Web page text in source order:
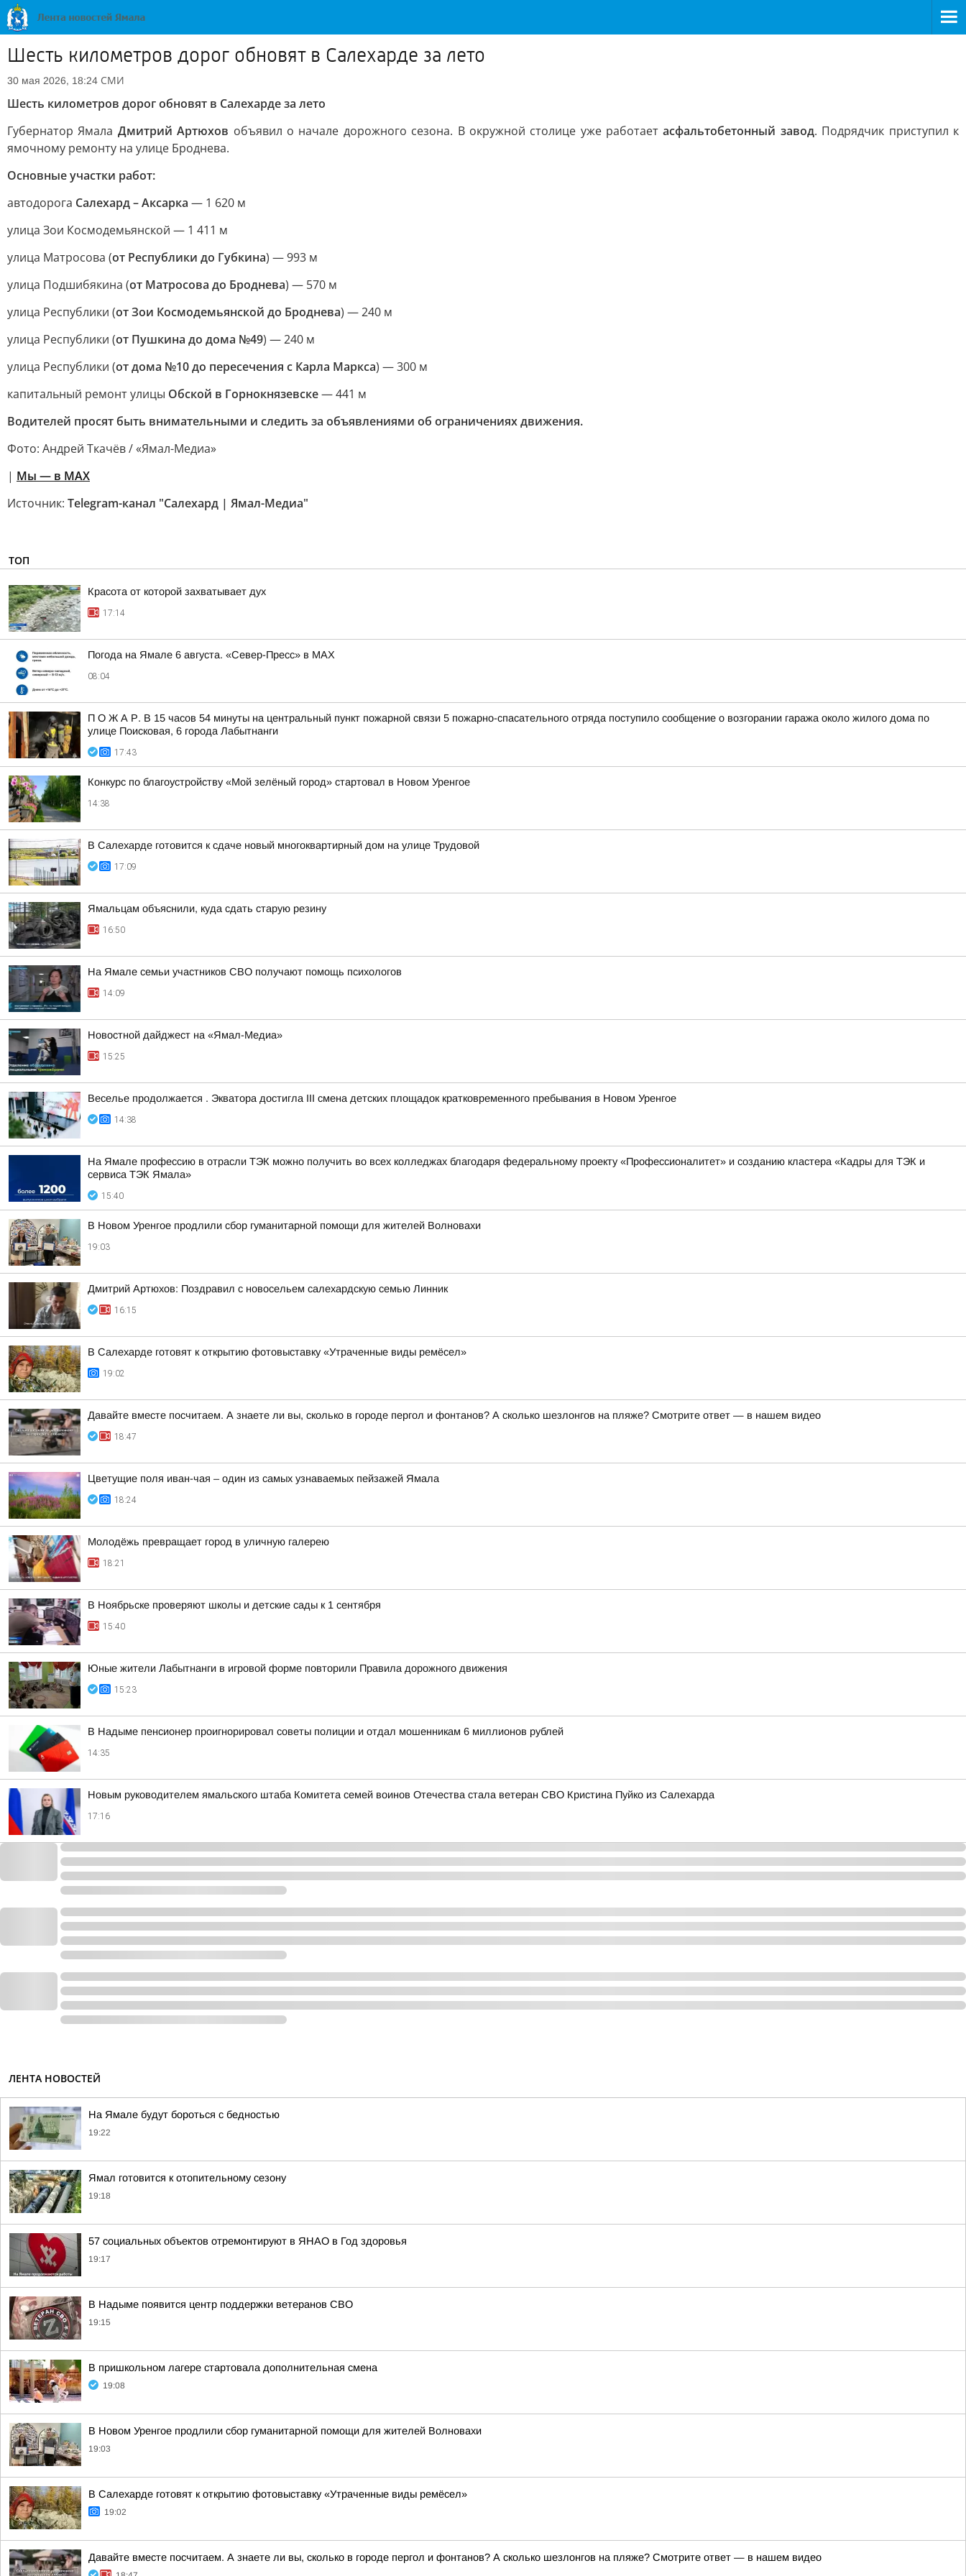
Шесть километров дорог обновят в Салехарде за лето
30 мая 2026, 18:24 СМИ
Шесть километров дорог обновят в Салехарде за лето
Губернатор Ямала Дмитрий Артюхов объявил о начале дорожного сезона. В окружной столице уже работаетасфальтобетонный завод. Подрядчик приступил к
ямочному ремонту на улице Броднева.
Основные участки работ:
автодорога Салехард – Аксарка — 1 620 м
улица Зои Космодемьянской — 1 411 м
улица Матросова (от Республики до Губкина) — 993 м
улица Подшибякина (от Матросова до Броднева) — 570 м
улица Республики (от Зои Космодемьянской до Броднева) — 240 м
улица Республики (от Пушкина до дома №49) — 240 м
улица Республики (от дома №10 до пересечения с Карла Маркса) — 300 м
капитальный ремонт улицы Обской в Горнокнязевске— 441 м
Водителей просят быть внимательными и следить за объявлениями об ограничениях движения.
Фото: Андрей Ткачёв / «Ямал-Медиа»
| Мы — в МАХ
Источник: Telegram-канал "Салехард | Ямал-Медиа"
ТОП
Красота от которой захватывает дух
17:14
Погода на Ямале 6 августа. «Север-Пресс» в MAX
08:04
П О Ж А Р. В 15 часов 54 минуты на центральный пункт пожарной связи 5 пожарно-спасательного отряда поступило сообщение о возгорании гаража около жилого дома по
улице Поисковая, 6 города Лабытнанги
17:43
Конкурс по благоустройству «Мой зелёный город» стартовал в Новом Уренгое
14:38
В Салехарде готовится к сдаче новый многоквартирный дом на улице Трудовой
17:09
Ямальцам объяснили, куда сдать старую резину
16:50
На Ямале семьи участников СВО получают помощь психологов
14:09
Новостной дайджест на «Ямал-Медиа»
15:25
Веселье продолжается . Экватора достигла III смена детских площадок кратковременного пребывания в Новом Уренгое
14:38
На Ямале профессию в отрасли ТЭК можно получить во всех колледжах благодаря федеральному проекту «Профессионалитет» и созданию кластера «Кадры для ТЭК и
сервиса ТЭК Ямала»
15:40
В Новом Уренгое продлили сбор гуманитарной помощи для жителей Волновахи
19:03
Дмитрий Артюхов: Поздравил с новосельем салехардскую семью Линник
16:15
В Салехарде готовят к открытию фотовыставку «Утраченные виды ремёсел»
19:02
Давайте вместе посчитаем. А знаете ли вы, сколько в городе пергол и фонтанов? А сколько шезлонгов на пляже? Смотрите ответ — в нашем видео
18:47
Цветущие поля иван-чая – один из самых узнаваемых пейзажей Ямала
18:24
Молодёжь превращает город в уличную галерею
18:21
В Ноябрьске проверяют школы и детские сады к 1 сентября
15:40
Юные жители Лабытнанги в игровой форме повторили Правила дорожного движения
15:23
В Надыме пенсионер проигнорировал советы полиции и отдал мошенникам 6 миллионов рублей
14:35
Новым руководителем ямальского штаба Комитета семей воинов Отечества стала ветеран СВО Кристина Пуйко из Салехарда
17:16
ЛЕНТА НОВОСТЕЙ
На Ямале будут бороться с бедностью
19:22
Ямал готовится к отопительному сезону
19:18
57 социальных объектов отремонтируют в ЯНАО в Год здоровья
19:17
В Надыме появится центр поддержки ветеранов СВО
19:15
В пришкольном лагере стартовала дополнительная смена
19:08
В Новом Уренгое продлили сбор гуманитарной помощи для жителей Волновахи
19:03
В Салехарде готовят к открытию фотовыставку «Утраченные виды ремёсел»
19:02
Давайте вместе посчитаем. А знаете ли вы, сколько в городе пергол и фонтанов? А сколько шезлонгов на пляже? Смотрите ответ — в нашем видео